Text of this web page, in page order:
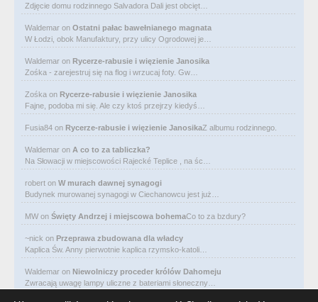
Zdjęcie domu rodzinnego Salvadora Dali jest obcięt…
Waldemar on Ostatni pałac bawełnianego magnata
W Łodzi, obok Manufaktury, przy ulicy Ogrodowej je…
Waldemar on Rycerze-rabusie i więzienie Janosika
Zośka - zarejestruj się na flog i wrzucaj foty. Gw…
Zośka on Rycerze-rabusie i więzienie Janosika
Fajne, podoba mi się. Ale czy ktoś przejrzy kiedyś…
Fusia84 on Rycerze-rabusie i więzienie JanosikaZ albumu rodzinnego.
Waldemar on A co to za tabliczka?
Na Słowacji w miejscowości Rajecké Teplice , na śc…
robert on W murach dawnej synagogi
Budynek murowanej synagogi w Ciechanowcu jest już…
MW on Święty Andrzej i miejscowa bohemaCo to za bzdury?
~nick on Przeprawa zbudowana dla władcy
Kaplica Św. Anny pierwotnie kaplica rzymsko-katoli…
Waldemar on Niewolniczy proceder królów Dahomeju
Zwracają uwagę lampy uliczne z bateriami słoneczny…